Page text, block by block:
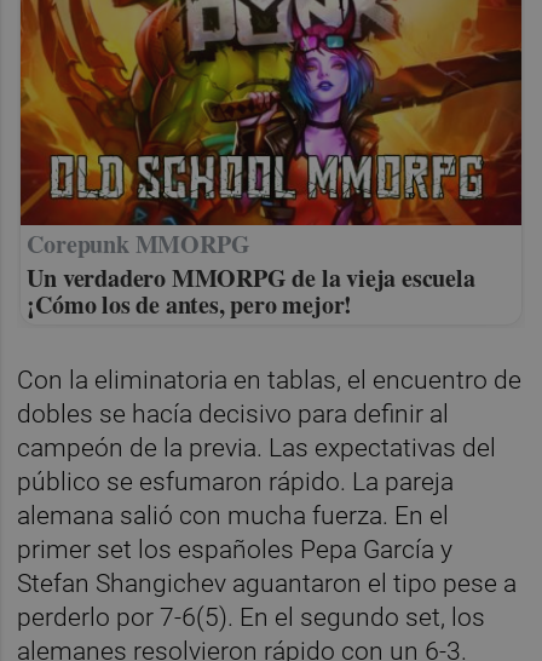
Corepunk MMORPG
Un verdadero MMORPG de la vieja escuela
¡Cómo los de antes, pero mejor!
Con la eliminatoria en tablas, el encuentro de
dobles se hacía decisivo para definir al
campeón de la previa. Las expectativas del
público se esfumaron rápido. La pareja
alemana salió con mucha fuerza. En el
primer set los españoles Pepa García y
Stefan Shangichev aguantaron el tipo pese a
perderlo por 7-6(5). En el segundo set, los
alemanes resolvieron rápido con un 6-3.